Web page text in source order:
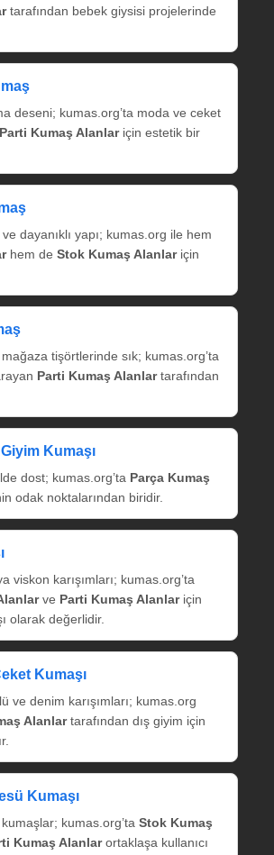
tarafından bebek giysisi projelerinde
deseni; kumas.org’ta moda ve ceket
Parti Kumaş Alanlariçin estetik bir
dayanıklı yapı; kumas.org ile hem
hem de Stok Kumaş Alanlariçin
tişörtlerinde sık; kumas.org’ta
Parti Kumaş Alanlartarafından
Kumaşı
dost; kumas.org’ta Parça Kumaş
odak noktalarından biridir.
viskon karışımları; kumas.org’ta
ve Parti Kumaş Alanlariçin
olarak değerlidir.
Kumaşı
ve denim karışımları; kumas.org
Alanlartarafından dış giyim için
Kumaşı
kumaşlar; kumas.org’ta Stok Kumaş
Kumaş Alanlarortaklaşa kullanıcı